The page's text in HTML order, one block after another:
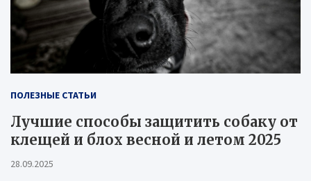
ПОЛЕЗНЫЕ СТАТЬИ
Лучшие способы защитить собаку от
клещей и блох весной и летом 2025
28.09.2025